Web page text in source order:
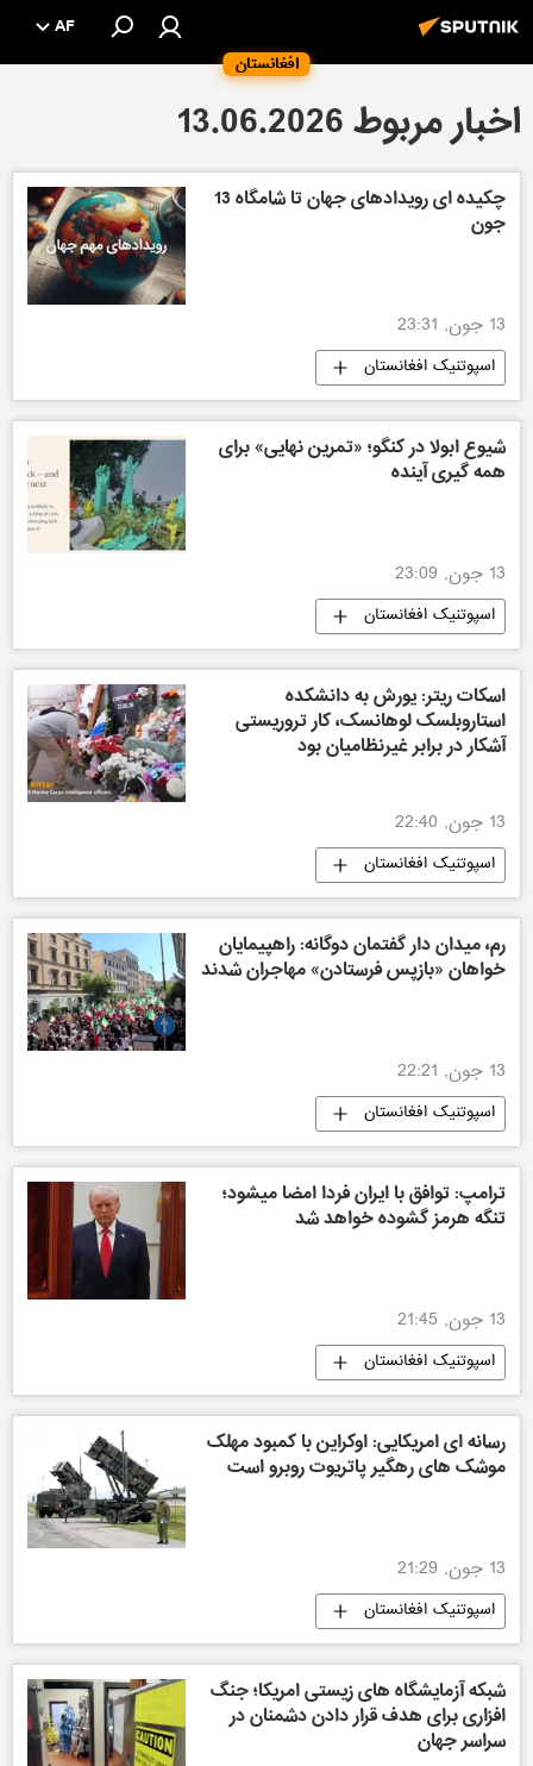
افغانستان
AF
اخبار مربوط 13.06.2026
چکیده ای رویدادهای جهان تا شامگاه 13
جون
13 جون, 23:31
اسپوتنیک افغانستان
شیوع ابولا در کنگو؛ «تمرین نهایی» برای
همه گیری آینده
13 جون, 23:09
اسپوتنیک افغانستان
اسکات ریتر: یورش به دانشکده
استاروبلسک لوهانسک، کار تروریستی
آشکار در برابر غیرنظامیان بود
13 جون, 22:40
اسپوتنیک افغانستان
رم، میدان دار گفتمان دوگانه: راهپیمایان
خواهان «بازپس فرستادن» مهاجران شدند
13 جون, 22:21
اسپوتنیک افغانستان
ترامپ: توافق با ایران فردا امضا میشود؛
تنگه هرمز گشوده خواهد شد
13 جون, 21:45
اسپوتنیک افغانستان
رسانه ای امریکایی: اوکراین با کمبود مهلک
موشک های رهگیر پاتریوت روبرو است
13 جون, 21:29
اسپوتنیک افغانستان
شبکه آزمایشگاه های زیستی امریکا؛ جنگ
افزاری برای هدف قرار دادن دشمنان در
سراسر جهان